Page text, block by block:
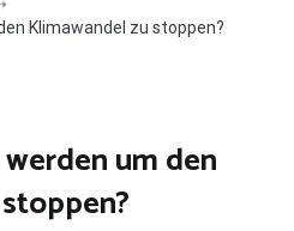
Klimawandel zu stoppen?
um den